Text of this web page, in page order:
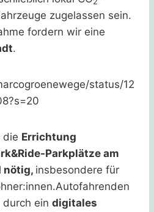
zugelassen sein.
fordern wir eine
.
status/12
die Errichtung
Parkplätze am
nötig, insbesondere für
ein digitales